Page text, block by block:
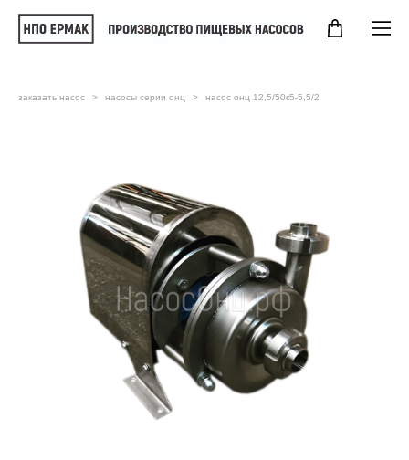
заказать насос > насосы серии онц > насос онц 12,5/50к5-5,5/2